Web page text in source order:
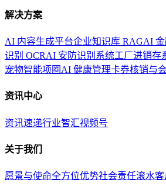
解决方案
AI 内容生成平台企业知识库 RAGAI
识别 OCRAI 安防识别系统工厂进销存
宠物智能项圈 AI 健康管理卡券核销与
资讯中心
资讯速递行业智汇视频号
关于我们
愿景与使命全方位优势社会责任滚水